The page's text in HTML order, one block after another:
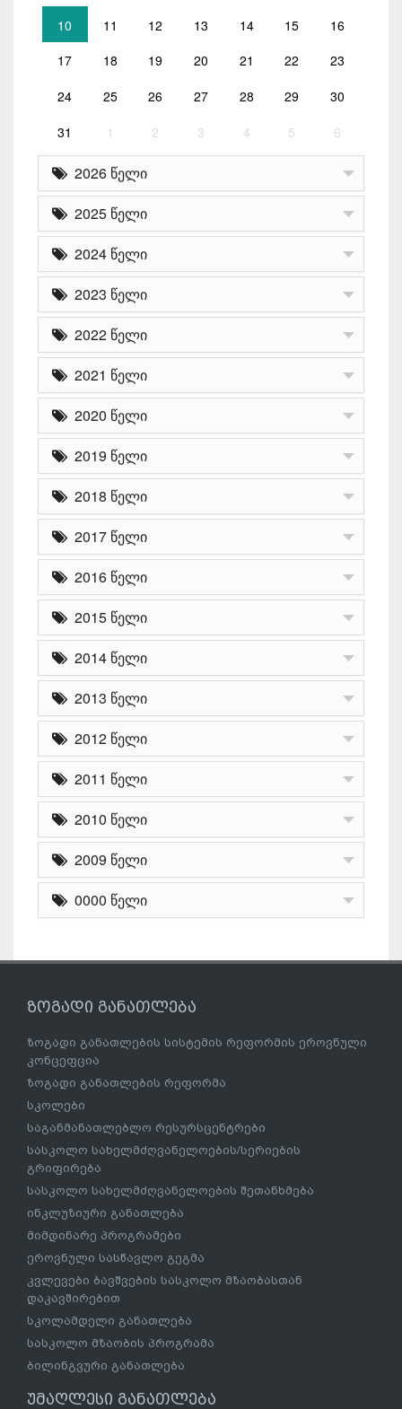
10 11 12 13 14 15 16
17 18 19 20 21 22 23
24 25 26 27 28 29 30
31 1 2 3 4 5 6
2026 წელი
2025 წელი
2024 წელი
2023 წელი
2022 წელი
2021 წელი
2020 წელი
2019 წელი
2018 წელი
2017 წელი
2016 წელი
2015 წელი
2014 წელი
2013 წელი
2012 წელი
2011 წელი
2010 წელი
2009 წელი
0000 წელი
ზოგადი განათლება
ზოგადი განათლების სისტემის რეფორმის ეროვნული
კონცეფცია
ზოგადი განათლების რეფორმა
სკოლები
საგანმანათლებლო რესურსცენტრები
სასკოლო სახელმძღვანელოების/სერიების
გრიფირება
სასკოლო სახელმძღვანელოების შეთანხმება
ინკლუზიური განათლება
მიმდინარე პროგრამები
ეროვნული სასწავლო გეგმა
კვლევები ბავშვების სასკოლო მზაობასთან
დაკავშირებით
სკოლამდელი განათლება
სასკოლო მზაობის პროგრამა
ბილინგვური განათლება
უმაღლესი განათლება